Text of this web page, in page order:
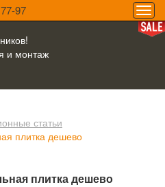
97
и монтаж
статьи
плитка дешево
плитка дешево